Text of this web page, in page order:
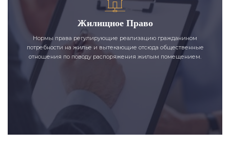
Жилищное Право
Нормы права регулирующие реализацию гражданином
потребности на жилье и вытекающие отсюда общественные
отношения по поводу распоряжения жилым помещением.